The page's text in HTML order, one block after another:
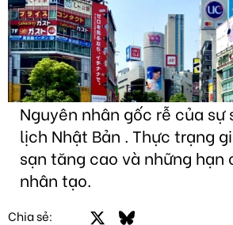
Nguyên nhân gốc rễ của sự
lịch Nhật Bản . Thực trạng
sạn tăng cao và những hạn
nhân tạo.
Chia sẻ: FacebookBluesky